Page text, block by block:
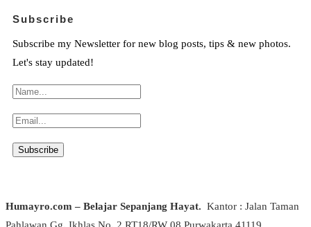
Subscribe
Subscribe my Newsletter for new blog posts, tips & new photos.
Let's stay updated!
Humayro.com – Belajar Sepanjang Hayat. Kantor : Jalan Taman